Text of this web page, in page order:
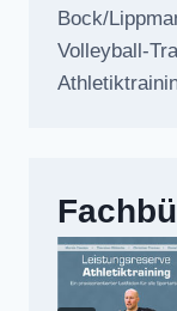
Bock/
Volleyball-